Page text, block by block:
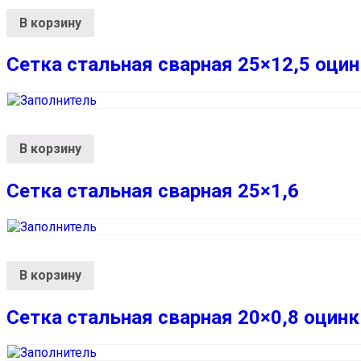
В корзину
Сетка стальная сварная 25×12,5
В корзину
Сетка стальная сварная 25×1,6
В корзину
Сетка стальная сварная 20×0,8 оцинк